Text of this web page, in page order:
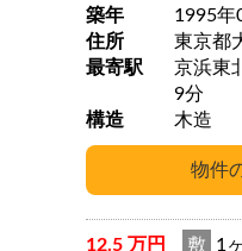
築年
1995年
住所
東京都
最寄駅
京浜東北
9分
構造
木造
12.5 万円 敷 1